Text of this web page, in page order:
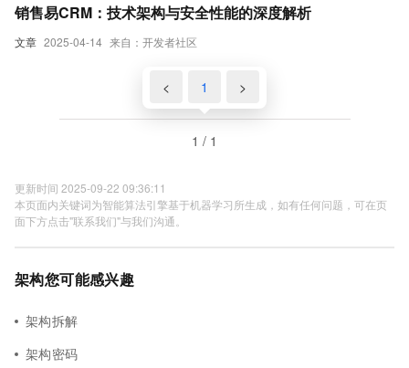
文章 2025-04-14 来自：开发者社区
销售易CRM：技术架构与安全性能的深度解析
< 1 >
1 / 1
更新时间 2025-09-22 09:36:11
本页面内关键词为智能算法引擎基于机器学习所生成，如有任何问题，可在页
面下方点击"联系我们"与我们沟通。
架构您可能感兴趣
架构拆解
架构密码